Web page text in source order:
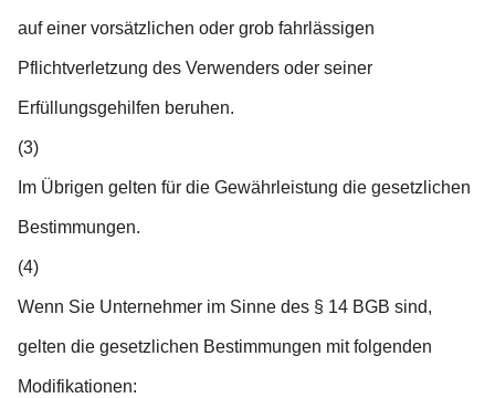
auf einer vorsätzlichen oder grob fahrlässigen
Pflichtverletzung des Verwenders oder seiner
Erfüllungsgehilfen beruhen.
(3)
Im Übrigen gelten für die Gewährleistung die gesetzlichen
Bestimmungen.
(4)
Wenn Sie Unternehmer im Sinne des § 14 BGB sind,
gelten die gesetzlichen Bestimmungen mit folgenden
Modifikationen: